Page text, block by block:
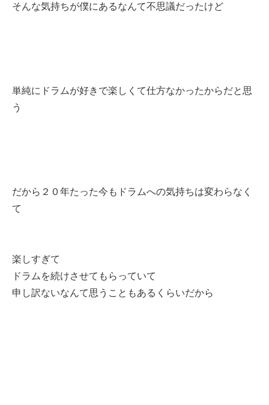
そんな気持ちが僕にあるなんて不思議だったけど
単純にドラムが好きで楽しくて仕方なかったからだと思
う
だから２０年たった今もドラムへの気持ちは変わらなく
て
楽しすぎて
ドラムを続けさせてもらっていて
申し訳ないなんて思うこともあるくらいだから